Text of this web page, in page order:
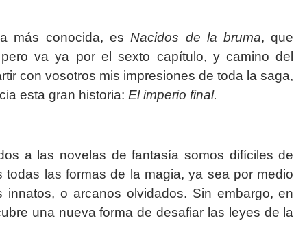
más conocida, esNacidos de la bruma, que
va ya por el sexto capítulo, y camino del
con vosotros mis impresiones de toda la saga,
esta gran historia:El imperio final.
a las novelas de fantasía somos difíciles de
todas las formas de la magia, ya sea por medio
innatos, o arcanos olvidados. Sin embargo, en
una nueva forma de desafiar las leyes de la